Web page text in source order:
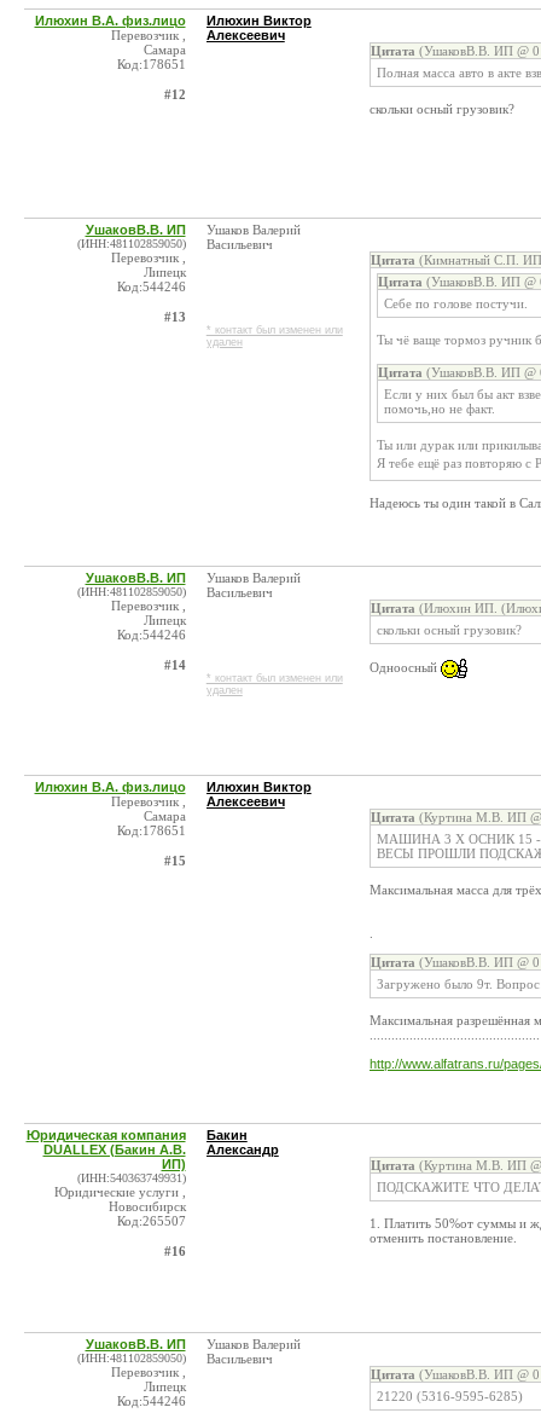
Илюхин В.А. физ.лицо
Перевозчик ,
Самара
Код:178651
#12
Илюхин Виктор
Алексеевич
Цитата (УшаковВ.В. ИП @
Полная масса авто в акте
скольки осный грузовик?
УшаковВ.В. ИП
(ИНН:481102859050)
Перевозчик ,
Липецк
Код:544246
#13
Ушаков Валерий
Васильевич
* контакт был изменен или
удален
Цитата (Кимнатный С.П.
Цитата (УшаковВ.В. ИП @
Себе по голове постучи.
Ты чё ваще тормоз ручник
Цитата (УшаковВ.В. ИП @
Если у них был бы акт
помочь,но не факт.
Ты или дурак или
Я тебе ещё раз повторяю с
Надеюсь ты один такой в
УшаковВ.В. ИП
(ИНН:481102859050)
Перевозчик ,
Липецк
Код:544246
#14
Ушаков Валерий
Васильевич
* контакт был изменен или
удален
Цитата (Илюхин ИП.
скольки осный грузовик?
Одноосный
Илюхин В.А. физ.лицо
Перевозчик ,
Самара
Код:178651
#15
Илюхин Виктор
Алексеевич
Цитата (Куртина М.В. ИП
МАШИНА 3 Х ОСНИК 15
ВЕСЫ ПРОШЛИ
Максимальная масса для
Цитата (УшаковВ.В. ИП @
Загружено было 9т.
Максимальная разрешённая
http://www.alfatrans.ru/
Юридическая компания
DUALLEX (Бакин А.В.
ИП)
(ИНН:540363749931)
Юридические услуги ,
Новосибирск
Код:265507
#16
Бакин
Александр
Цитата (Куртина М.В. ИП
ПОДСКАЖИТЕ ЧТО
1. Платить 50%от суммы и
отменить постановление.
УшаковВ.В. ИП
(ИНН:481102859050)
Перевозчик ,
Липецк
Код:544246
Ушаков Валерий
Васильевич
Цитата (УшаковВ.В. ИП @
21220 (5316-9595-6285)